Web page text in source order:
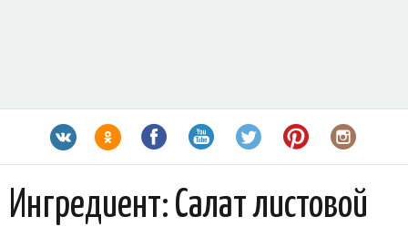
Ингредиент: Салат листовой